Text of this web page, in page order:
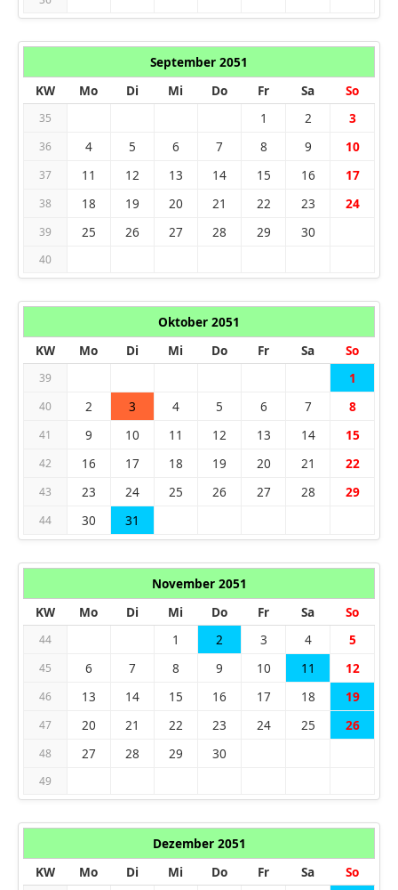
September 2051
KW
Mo Di Mi Do Fr Sa So
35 1 2 3
36 4 5 6 7 8 9 10
37 11 12 13 14 15 16 17
38 18 19 20 21 22 23 24
39 25 26 27 28 29 30
40
Oktober 2051
KW
Mo Di Mi Do Fr Sa So
39 1
40 2 3 4 5 6 7 8
41 9 10 11 12 13 14 15
42 16 17 18 19 20 21 22
43 23 24 25 26 27 28 29
44 30 31
November 2051
KW
Mo Di Mi Do Fr Sa So
44 1 2 3 4 5
45 6 7 8 9 10 11 12
46 13 14 15 16 17 18 19
47 20 21 22 23 24 25 26
48 27 28 29 30
49
Dezember 2051
KW
Mo Di Mi Do Fr Sa So